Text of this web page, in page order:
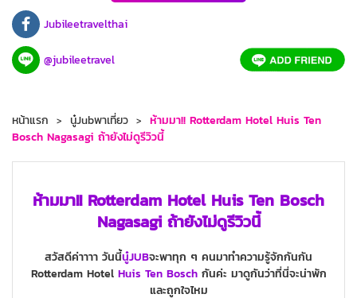
Jubileetravelthai
@jubileetravel
หน้าแรก นู๋Jubพาเที่ยว
ห้ามมา!! Rotterdam Hotel Huis Ten
Bosch Nagasagi ถ้ายังไม่ดูรีวิวนี้
ห้ามมา!! Rotterdam Hotel Huis Ten Bosch
Nagasagi ถ้ายังไม่ดูรีวิวนี้
สวัสดีค่าาาา วันนี้นู๋JUBจะพาทุก ๆ คนมาทำความรู้จักกันกัน
Rotterdam HotelHuis Ten Boschกันค่ะ มาดูกันว่าที่นี่จะน่าพัก
และถูกใจไหม